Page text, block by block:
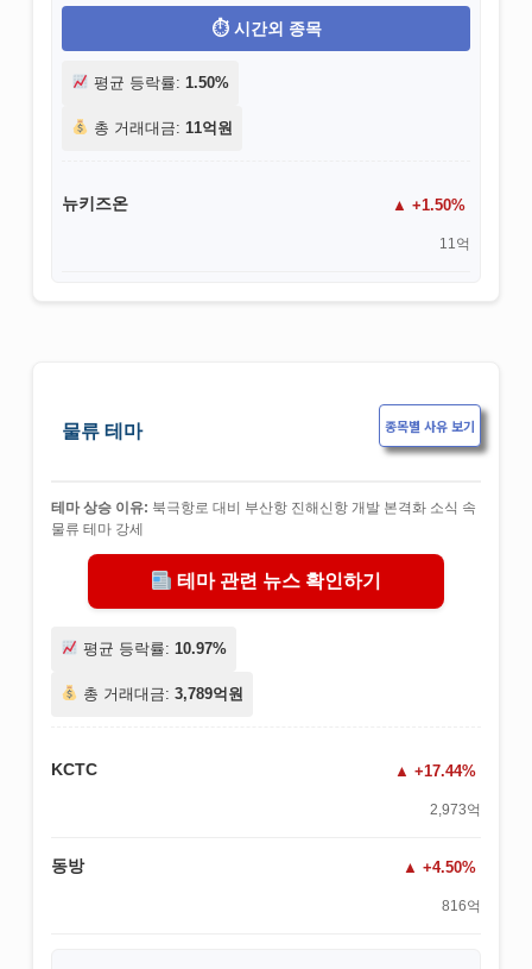
시간외 종목
평균 등락률: 1.50%
총 거래대금: 11억원
뉴키즈온 +1.50%
11억
물류 테마 종목별 사유 보기
테마 상승 이유: 북극항로 대비 부산항 진해신항 개발 본격화 소식 속
물류 테마 강세
테마 관련 뉴스 확인하기
평균 등락률: 10.97%
총 거래대금: 3,789억원
KCTC +17.44%
2,973억
동방 +4.50%
816억